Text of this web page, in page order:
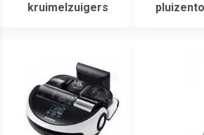
kruimelzuigers